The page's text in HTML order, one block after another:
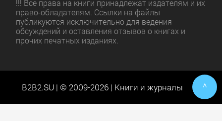
!!! Все права на книги принадлежат издателям и их
право-обладателям. Ссылки на файлы
публикуются исключительно для ведения
обсуждений и оставления отзывов о книгах и
прочих печатных изданиях.
B2B2.SU | © 2009-2026 | Книги и журналы ^